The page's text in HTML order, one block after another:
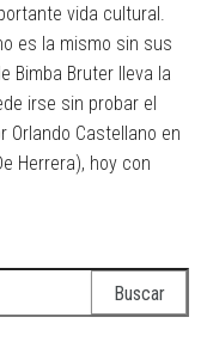
vida cultural.
es la mismo sin sus
Bimba Bruter lleva la
irse sin probar el
Orlando Castellano en
Herrera), hoy con